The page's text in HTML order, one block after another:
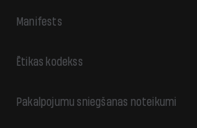
Manifests
Ētikas kodekss
Pakalpojumu sniegšanas noteikumi